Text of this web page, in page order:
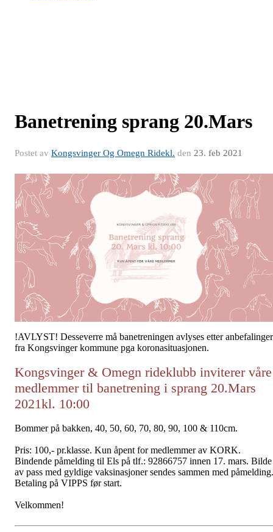
Banetrening sprang 20.Mars
Postet av Kongsvinger Og Omegn Ridekl. den 23. feb 2021
!AVLYST! Desseverre må banetreningen avlyses etter anbefalinger
fra Kongsvinger kommune pga koronasituasjonen.
Kongsvinger & Omegn rideklubb inviterer våre
medlemmer til banetrening i sprang 20.Mars
2021kl. 10:00
Bommer på bakken, 40, 50, 60, 70, 80, 90, 100 & 110cm.
Pris: 100,- pr.klasse. Kun åpent for medlemmer av KORK.
Bindende påmelding til Els på tlf.: 92866757 innen 17. mars. Bilde
av pass med gyldige vaksinasjoner sendes sammen med påmelding.
Betaling på VIPPS før start.
Velkommen!